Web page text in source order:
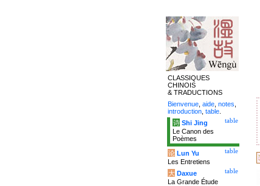
CLASSIQUES
CHINOIS
& TRADUCTIONS
Bienvenue aide notes
introduction table
table
诗 Shi Jing
Le Canon des
Poèmes
table
论 Lun Yu
Les Entretiens
table
大 Daxue
La Grande Étude